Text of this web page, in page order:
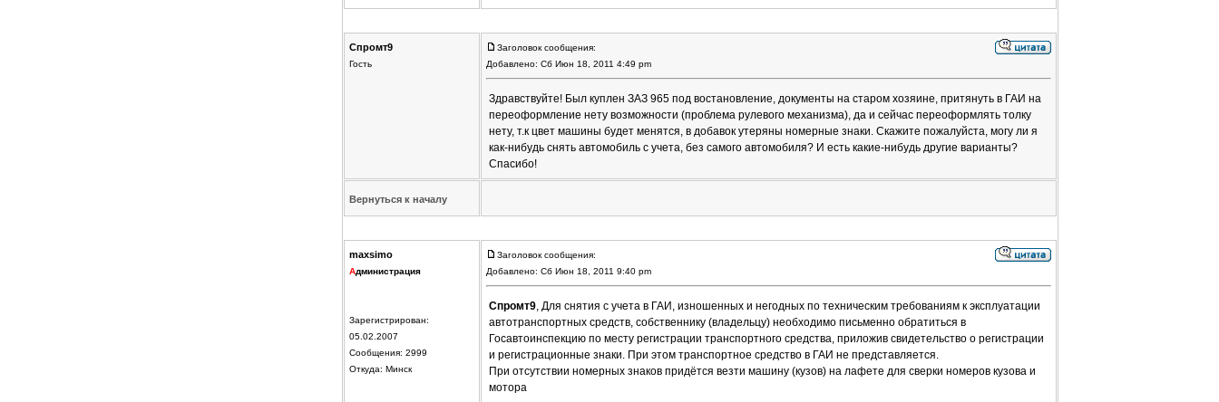
Спромт9
Гость
Заголовок сообщения:
Добавлено: Сб Июн 18, 2011 4:49 pm
Здравствуйте! Был куплен ЗАЗ 965 под востановление, документы на старом хозяине, притянуть в ГАИ на
переоформление нету возможности (проблема рулевого механизма), да и сейчас переоформлять толку
нету, т.к цвет машины будет менятся, в добавок утеряны номерные знаки. Скажите пожалуйста, могу ли я
как-нибудь снять автомобиль с учета, без самого автомобиля? И есть какие-нибудь другие варианты?
Спасибо!
Вернуться к началу
maxsimo
Администрация
Зарегистрирован:
05.02.2007
Сообщения: 2999
Откуда: Минск
Заголовок сообщения:
Добавлено: Сб Июн 18, 2011 9:40 pm
Спромт9, Для снятия с учета в ГАИ, изношенных и негодных по техническим требованиям к эксплуатации
автотранспортных средств, собственнику (владельцу) необходимо письменно обратиться в
Госавтоинспекцию по месту регистрации транспортного средства, приложив свидетельство о регистрации
и регистрационные знаки. При этом транспортное средство в ГАИ не представляется.
При отсутствии номерных знаков придётся везти машину (кузов) на лафете для сверки номеров кузова и
мотора